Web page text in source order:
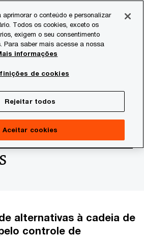
oferecem
para
de
alternativas à cadeia de
controle de
o conteúdo e personalizar
Todos os cookies, exceto os
exigem o seu consentimento
Para saber mais acesse a nossa
informações
de cookies
Rejeitar todos
Aceitar cookies